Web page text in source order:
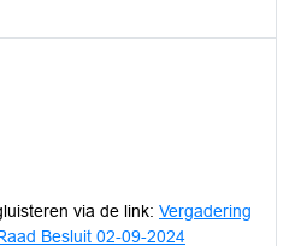
via de link: Vergadering
Besluit 02-09-2024